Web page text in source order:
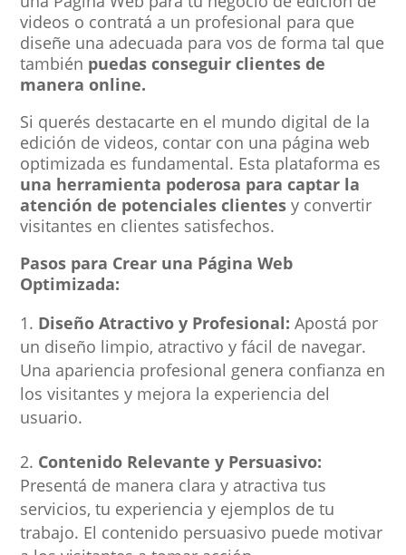
videos o contratá a un profesional para que
diseñe una adecuada para vos de forma tal que
también puedas conseguir clientes de
manera online.
Si querés destacarte en el mundo digital de la
edición de videos, contar con una página web
optimizada es fundamental. Esta plataforma es
una herramienta poderosa para captar la
atención de potenciales clientes y convertir
visitantes en clientes satisfechos.
Pasos para Crear una Página Web
Optimizada:
Diseño Atractivo y Profesional: Apostá por
un diseño limpio, atractivo y fácil de navegar.
Una apariencia profesional genera confianza en
los visitantes y mejora la experiencia del
usuario.
Contenido Relevante y Persuasivo:
Presentá de manera clara y atractiva tus
servicios, tu experiencia y ejemplos de tu
trabajo. El contenido persuasivo puede motivar